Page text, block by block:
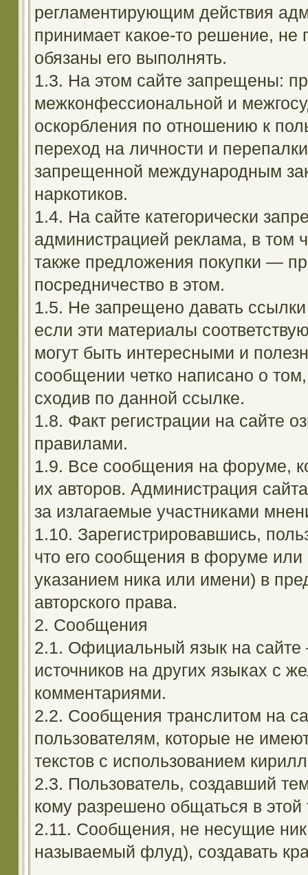
регламентирующим действия
принимает какое-то решение, не
обязаны его выполнять.
1.3. На этом сайте запрещены:
межконфессиональной и
оскорбления по отношению к
переход на личности и
запрещенной международным
наркотиков.
1.4. На сайте категорически
администрацией реклама, в том
также предложения покупки —
посредничество в этом.
1.5. Не запрещено давать
если эти материалы
могут быть интересными и
сообщении четко написано о
сходив по данной ссылке.
1.8. Факт регистрации на сайте
правилами.
1.9. Все сообщения на форуме,
их авторов. Администрация
за излагаемые участниками
1.10. Зарегистрировавшись,
что его сообщения в форуме или
указанием ника или имени) в
авторского права.
2. Сообщения
2.1. Официальный язык на сайте
источников на других языках с
комментариями.
2.2. Сообщения транслитом на
пользователям, которые не
текстов с использованием
2.3. Пользователь, создавший
кому разрешено общаться в
2.11. Сообщения, не несущие
называемый флуд), создавать